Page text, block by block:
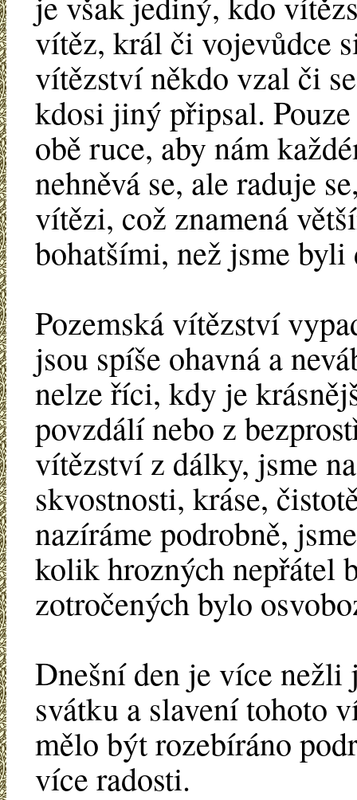
vítěz, král či vojevůdce
vítězství někdo vzal či
kdosi jiný připsal.
obě ruce, aby nám
nehněvá se, ale raduje
vítězi, což znamená
bohatšími, než jsme byli
Pozemská vítězství
jsou spíše ohavná a
nelze říci, kdy je
povzdálí nebo z
vítězství z dálky, jsme
skvostnosti, kráse,
nazíráme podrobně,
kolik hrozných nepřátel
zotročených bylo
Dnešní den je více nežli
svátku a slavení tohoto
mělo být rozebíráno
více radosti.